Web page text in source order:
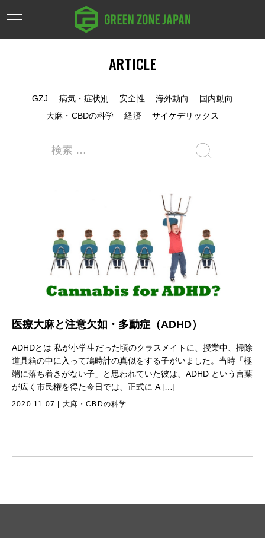
ARTICLE
GZJ 病気・症状別 安全性 海外動向
国内動向
大麻・CBDの科学
経済 サイケデリックス
医療大麻と注意欠如・多動症（ADHD）
ADHDとは 私が小学生だった頃のクラスメイトに、授業中、掃除
道具箱の中に入って鳩時計の真似をする子がいました。当時「極
端に落ち着きがない子」と思われていた彼は、ADHD という言葉
が広く市民権を得た今日では、正式に A […]
2020.11.07 大麻・CBDの科学